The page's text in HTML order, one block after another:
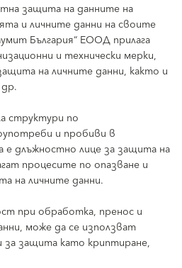
защита на данните на
и личните данни на своите
България“ ЕООД прилага
и технически мерки,
на личните данни, както и
структури по
и пробиви в
е длъжностно лице за защита на
процесите по опазване и
на личните данни.
при обработка, пренос и
може да се използват
за защита като криптиране,